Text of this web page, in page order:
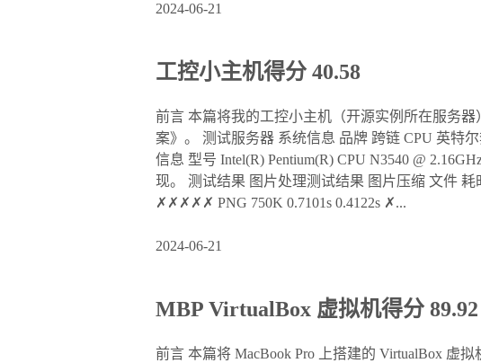
2024-06-21
工控小主机得分 40.58
前言 本篇将我的工控小主机（开源实例所在服务
案》。 测试服务器 系统信息 品牌 跨链 CPU 英特
信息 型号 Intel(R) Pentium(R) CPU N3540 @
现。 测试结果 图片处理测试结果 图片压缩 文件 耗
✗✗✗✗✗ PNG 750K 0.7101s 0.4122s ✗...
2024-06-21
MBP VirtualBox 虚拟机得分 89.92
前言 本篇将 MacBook Pro 上搭建的 VirtualBox 虚